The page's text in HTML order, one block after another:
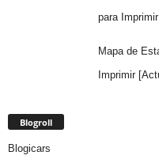
para
Mapa de
Imprimir
Blogroll
Blogicars